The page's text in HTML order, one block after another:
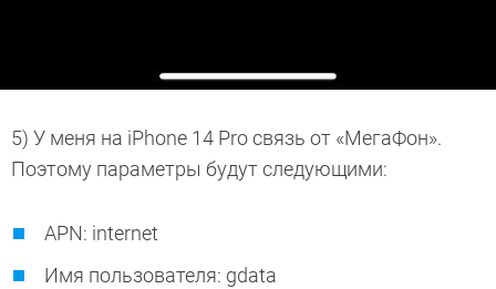
5) У меня на iPhone 14 Pro связь от «МегаФон».
Поэтому параметры будут следующими:
APN: internet
Имя пользователя: gdata